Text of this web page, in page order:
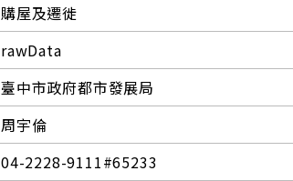
購屋及遷徙
rawData
臺中市政府都市發展局
周宇倫
04-2228-9111#65233